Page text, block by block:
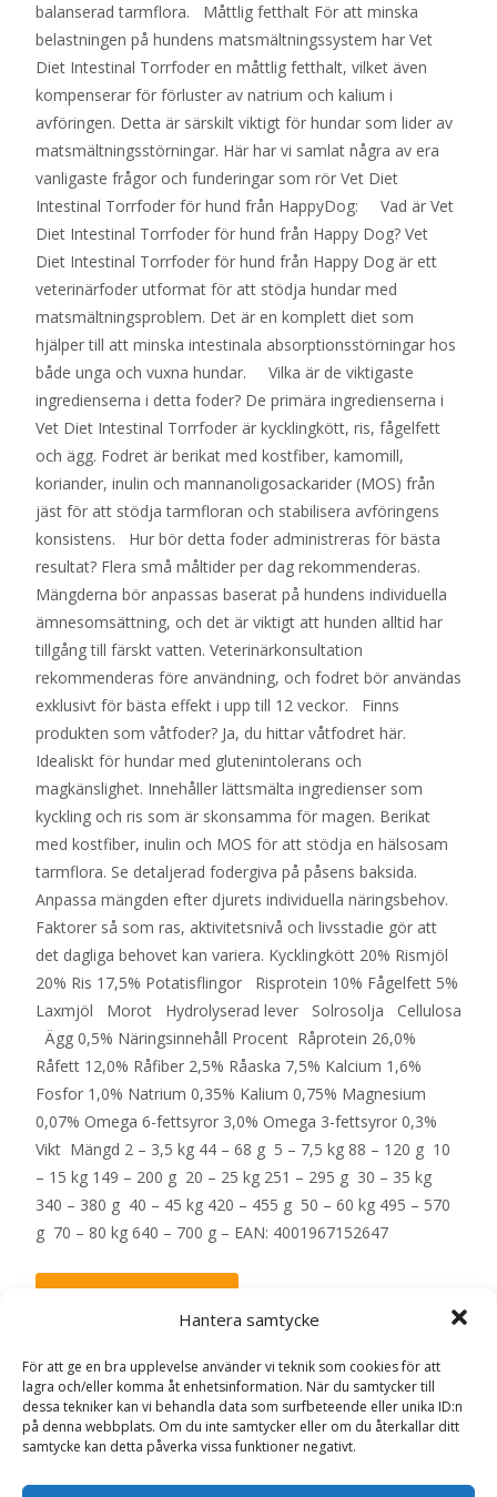
Hantera samtycke
För att ge en bra upplevelse använder vi teknik som cookies för att
lagra och/eller komma åt enhetsinformation. När du samtycker till
dessa tekniker kan vi behandla data som surfbeteende eller unika ID:n
på denna webbplats. Om du inte samtycker eller om du återkallar ditt
samtycke kan detta påverka vissa funktioner negativt.
balanserad tarmflora. Måttlig fetthalt För att minska
belastningen på hundens matsmältningssystem har Vet
Diet Intestinal Torrfoder en måttlig fetthalt, vilket även
kompenserar för förluster av natrium och kalium i
avföringen. Detta är särskilt viktigt för hundar som lider av
matsmältningsstörningar. Här har vi samlat några av era
vanligaste frågor och funderingar som rör Vet Diet
Intestinal Torrfoder för hund från HappyDog: Vad är Vet
Diet Intestinal Torrfoder för hund från Happy Dog? Vet
Diet Intestinal Torrfoder för hund från Happy Dog är ett
veterinärfoder utformat för att stödja hundar med
matsmältningsproblem. Det är en komplett diet som
hjälper till att minska intestinala absorptionsstörningar hos
både unga och vuxna hundar. Vilka är de viktigaste
ingredienserna i detta foder? De primära ingredienserna i
Vet Diet Intestinal Torrfoder är kycklingkött, ris, fågelfett
och ägg. Fodret är berikat med kostfiber, kamomill,
koriander, inulin och mannanoligosackarider (MOS) från
jäst för att stödja tarmfloran och stabilisera avföringens
konsistens. Hur bör detta foder administreras för bästa
resultat? Flera små måltider per dag rekommenderas.
Mängderna bör anpassas baserat på hundens individuella
ämnesomsättning, och det är viktigt att hunden alltid har
tillgång till färskt vatten. Veterinärkonsultation
rekommenderas före användning, och fodret bör användas
exklusivt för bästa effekt i upp till 12 veckor. Finns
produkten som våtfoder? Ja, du hittar våtfodret här.
Idealiskt för hundar med glutenintolerans och
magkänslighet. Innehåller lättsmälta ingredienser som
kyckling och ris som är skonsamma för magen. Berikat
med kostfiber, inulin och MOS för att stödja en hälsosam
tarmflora. Se detaljerad fodergiva på påsens baksida.
Anpassa mängden efter djurets individuella näringsbehov.
Faktorer så som ras, aktivitetsnivå och livsstadie gör att
det dagliga behovet kan variera. Kycklingkött 20% Rismjöl
20% Ris 17,5% Potatisflingor Risprotein 10% Fågelfett 5%
Laxmjöl Morot Hydrolyserad lever Solrosolja Cellulosa
Ägg 0,5% Näringsinnehåll Procent Råprotein 26,0%
Råfett 12,0% Råfiber 2,5% Råaska 7,5% Kalcium 1,6%
Fosfor 1,0% Natrium 0,35% Kalium 0,75% Magnesium
0,07% Omega 6-fettsyror 3,0% Omega 3-fettsyror 0,3%
Vikt Mängd 2 – 3,5 kg 44 – 68 g 5 – 7,5 kg 88 – 120 g 10
– 15 kg 149 – 200 g 20 – 25 kg 251 – 295 g 30 – 35 kg
340 – 380 g 40 – 45 kg 420 – 455 g 50 – 60 kg 495 – 570
g 70 – 80 kg 640 – 700 g – EAN: 4001967152647
Artikelnr:20972 Kategorier:Hundmat,Veterinärfoder
Etikett:HappyDog
Recensioner (0)